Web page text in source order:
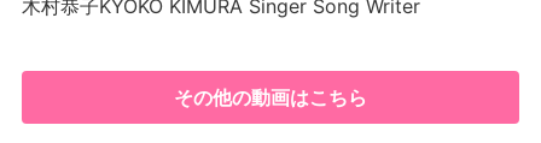
木村恭子KYOKO KIMURA Singer Song Writer
その他の動画はこちら